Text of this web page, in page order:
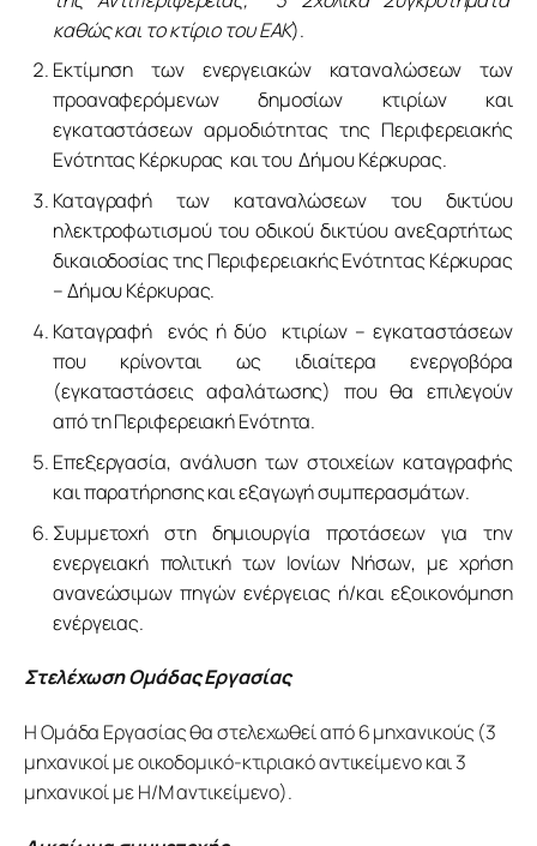
καθώς και το κτίριο του ΕΑΚ).
Εκτίμηση των ενεργειακών καταναλώσεων των
προαναφερόμενων δημοσίων κτιρίων και
εγκαταστάσεων αρμοδιότητας της Περιφερειακής
Ενότητας Κέρκυρας και του Δήμου Κέρκυρας.
Καταγραφή των καταναλώσεων του δικτύου
ηλεκτροφωτισμού του οδικού δικτύου ανεξαρτήτως
δικαιοδοσίας της Περιφερειακής Ενότητας Κέρκυρας
– Δήμου Κέρκυρας.
Καταγραφή ενός ή δύο κτιρίων – εγκαταστάσεων
που κρίνονται ως ιδιαίτερα ενεργοβόρα
(εγκαταστάσεις αφαλάτωσης) που θα επιλεγούν
από τη Περιφερειακή Ενότητα.
Επεξεργασία, ανάλυση των στοιχείων καταγραφής
και παρατήρησης και εξαγωγή συμπερασμάτων.
Συμμετοχή στη δημιουργία προτάσεων για την
ενεργειακή πολιτική των Ιονίων Νήσων, με χρήση
ανανεώσιμων πηγών ενέργειας ή/και εξοικονόμηση
ενέργειας.
Στελέχωση Ομάδας Εργασίας
Η Ομάδα Εργασίας θα στελεχωθεί από 6 μηχανικούς (3
μηχανικοί με οικοδομικό-κτιριακό αντικείμενο και 3
μηχανικοί με Η/Μ αντικείμενο).